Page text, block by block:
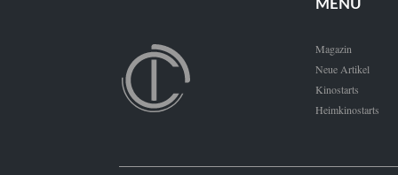
MENÜ
Magazin
Neue Artikel
Kinostarts
Heimkinostarts